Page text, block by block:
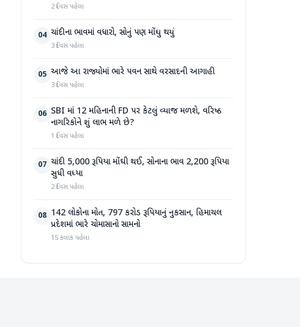
2 દિવસ પહેલા
04 ચાંદીના ભાવમાં વધારો, સોનું પણ મોંઘુ થયું
3 દિવસ પહેલા
05 આજે આ રાજ્યોમાં ભારે પવન સાથે વરસાદની આગાહી
3 દિવસ પહેલા
06 SBI માં 12 મહિનાની FD પર કેટલું વ્યાજ મળશે, વરિષ્ઠ
નાગરિકોને શું લાભ મળે છે?
1 દિવસ પહેલા
07 ચાંદી 5,000 રૂપિયા મોંઘી થઈ, સોનાના ભાવ 2,200 રૂપિયા
સુધી વધ્યા
2 દિવસ પહેલા
08 142 લોકોના મોત, 797 કરોડ રૂપિયાનું નુકસાન, હિમાચલ
પ્રદેશમાં ભારે ચોમાસાનો સામનો
15 કલાક પહેલા